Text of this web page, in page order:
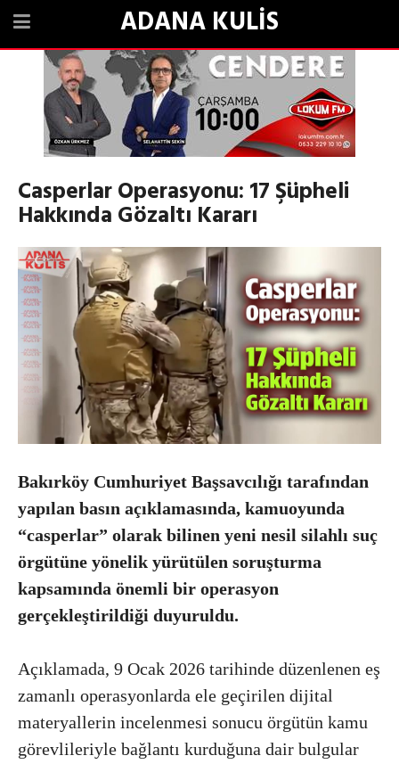
ADANA KULİS
Casperlar Operasyonu: 17 Şüpheli
Hakkında Gözaltı Kararı
Bakırköy Cumhuriyet Başsavcılığı tarafından
yapılan basın açıklamasında, kamuoyunda
“casperlar” olarak bilinen yeni nesil silahlı suç
örgütüne yönelik yürütülen soruşturma
kapsamında önemli bir operasyon
gerçekleştirildiği duyuruldu.
Açıklamada, 9 Ocak 2026 tarihinde düzenlenen eş
zamanlı operasyonlarda ele geçirilen dijital
materyallerin incelenmesi sonucu örgütün kamu
görevlileriyle bağlantı kurduğuna dair bulgular